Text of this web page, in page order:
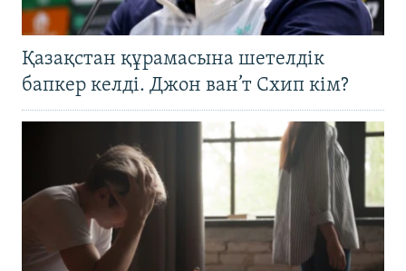
Қазақстан құрамасына шетелдік
бапкер келді. Джон ван’т Схип кім?